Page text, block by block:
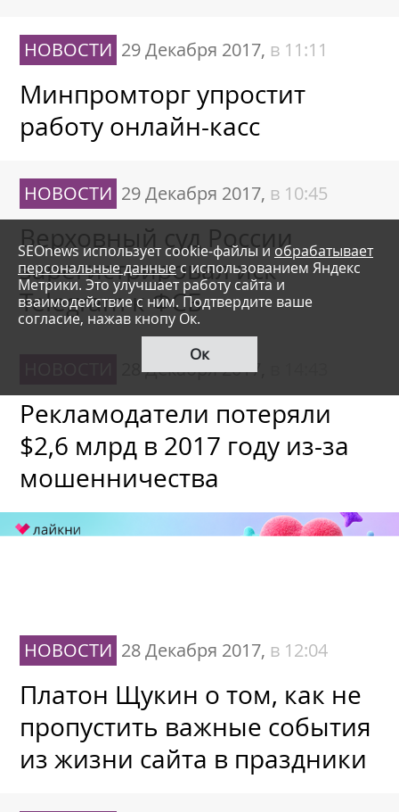
НОВОСТИ 29 Декабря 2017, в 11:11
Минпромторг упростит
работу онлайн-касс
НОВОСТИ 29 Декабря 2017, в 10:45
Верховный суд России
зарегистрировал иск
Telegram к ФСБ
28 Декабря 2017,
Рекламодатели потеряли
$2,6 млрд в 2017 году из-за
мошенничества
НОВОСТИ 28 Декабря 2017, в 12:04
Платон Щукин о том, как не
пропустить важные события
из жизни сайта в праздники
SEOnews использует cookie-файлы иобрабатывает
персональные данныес использованием Яндекс
Метрики. Это улучшает работу сайта и
взаимодействие с ним. Подтвердите ваше
согласие, нажав кнопу Ок.
Ок